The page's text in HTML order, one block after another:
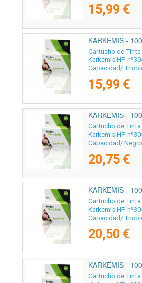
15,99 €
KARKEMIS -
Cartucho de Tinta
Karkemis HP
Capacidad/
15,99 €
KARKEMIS -
Cartucho de Tinta
Karkemis HP
Capacidad/ Negro
20,75 €
KARKEMIS -
Cartucho de Tinta
Karkemis HP
Capacidad/
20,50 €
KARKEMIS -
Cartucho de Tinta